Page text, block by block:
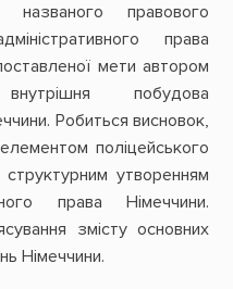
названого правового
права
мети автором
побудова
Робиться висновок,
поліцейського
утворенням
права Німеччини.
змісту основних
Німеччини.